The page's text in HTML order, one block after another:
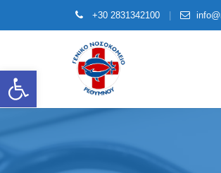
Open toolbar
+30 2831342100